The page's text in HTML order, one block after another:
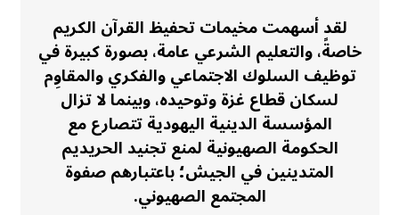
لقد أسهمت مخيمات تحفيظ القرآن الكريم
خاصةً، والتعليم الشرعي عامة، بصورة كبيرة في
توظيف السلوك الاجتماعي والفكري والمقاوِم
لسكان قطاع غزة وتوحيده، وبينما لا تزال
المؤسسة الدينية اليهودية تتصارع مع
الحكومة الصهيونية لمنع تجنيد الحريديم
المتدينين في الجيش؛ باعتبارهم صفوة
المجتمع الصهيوني.